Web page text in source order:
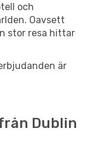
och
Oavsett
stor resa hittar
är
Dublin